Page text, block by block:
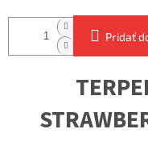
Pridať